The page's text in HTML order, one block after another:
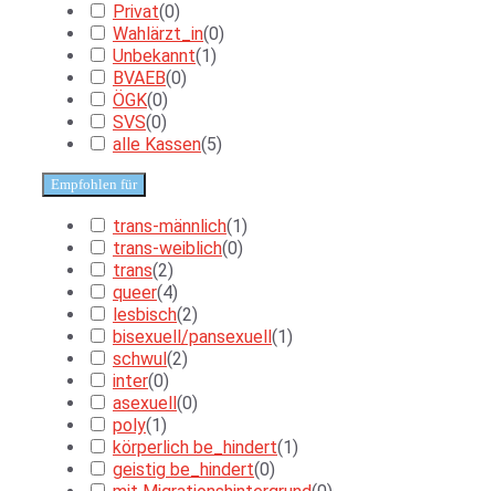
Privat(0)
Wahlärzt_in(0)
Unbekannt(1)
BVAEB(0)
ÖGK(0)
SVS(0)
alle Kassen(5)
Empfohlen für
trans-männlich(1)
trans-weiblich(0)
trans(2)
queer(4)
lesbisch(2)
bisexuell/pansexuell (1)
schwul (2)
inter(0)
asexuell (0)
poly(1)
körperlich be_hindert(1)
geistig be_hindert(0)